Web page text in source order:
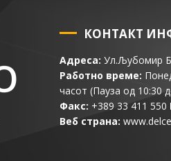
КОНТАКТ
Адреса: Ул.Љубомир
Работно време:
часот (Пауза од 10:30
Факс: +389 33 411 550
Веб страна: